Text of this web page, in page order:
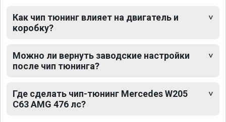
Как чип тюнинг влияет на двигатель и
коробку?
Можно ли вернуть заводские настройки
после чип тюнинга?
Где сделать чип-тюнинг Mercedes W205
C63 AMG 476 лс?